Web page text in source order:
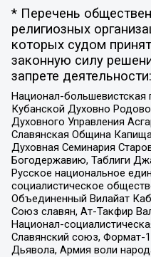
* Перечень
религиозных
которых судом
законную силу
запрете деятельности:
Национал-большевистская
Кубанской Духовно
Духовного Управления
Славянская Община
Духовная Семинария
Богодержавию, Таблиги
Русское национальное
социалистическое
Объединенный Вилайат
Союз славян, Ат-Такфир
Национал-
Славянский союз, Формат-
Дьявола, Армия воли